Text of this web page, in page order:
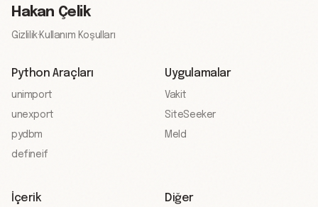
Hakan Çelik
Gizlilik·Kullanım Koşulları
Python Araçları
unimport
unexport
pydbm
defineif
Uygulamalar
Vakit
SiteSeeker
Meld
İçerik Diğer